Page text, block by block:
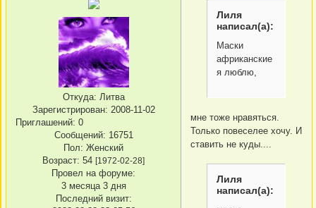
Откуда: Литва
Зарегистрирован: 2008-11-02
Приглашений: 0
Сообщений: 16751
Пол: Женский
Возраст: 54 [1972-02-28]
Провел на форуме:
3 месяца 3 дня
Последний визит:
Лиля
написал(а):
Маски
африканские
я люблю,
мне тоже нравяться.
Только повеселее хочу. И
ставить не куды....
Лиля
написал(а):